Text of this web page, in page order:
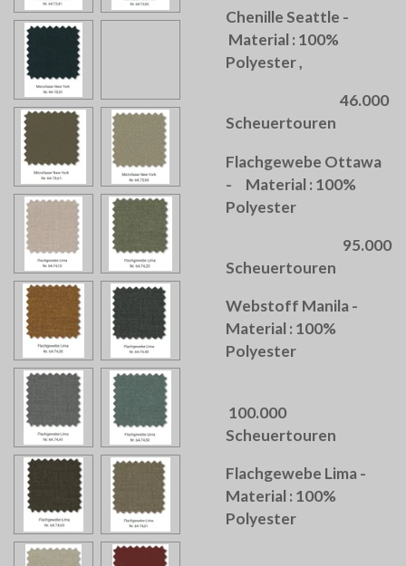
Chenille Seattle -
Material : 100%
Polyester ,
46.000
Scheuertouren
Flachgewebe Ottawa
- Material : 100%
Polyester
95.000
Scheuertouren
Webstoff Manila -
Material : 100%
Polyester
100.000
Scheuertouren
Flachgewebe Lima -
Material : 100%
Polyester